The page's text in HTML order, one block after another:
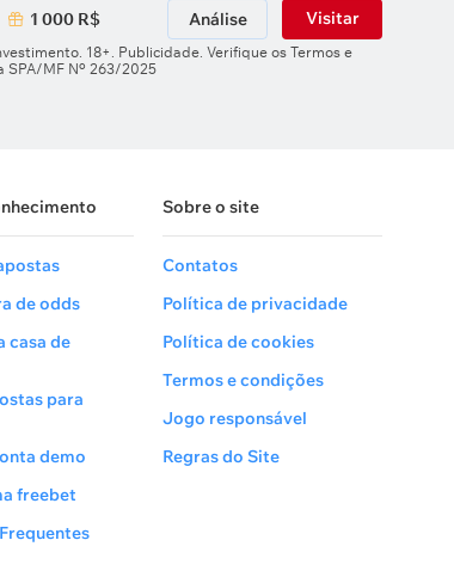
1 000 R$ Análise Visitar
18+. Publicidade. Verifique os Termos e
SPA/MF Nº 263/2025
Sobre o site
de odds
casa de
para
demo
freebet
Contatos
Política de privacidade
Política de cookies
Termos e condições
Jogo responsável
Regras do Site